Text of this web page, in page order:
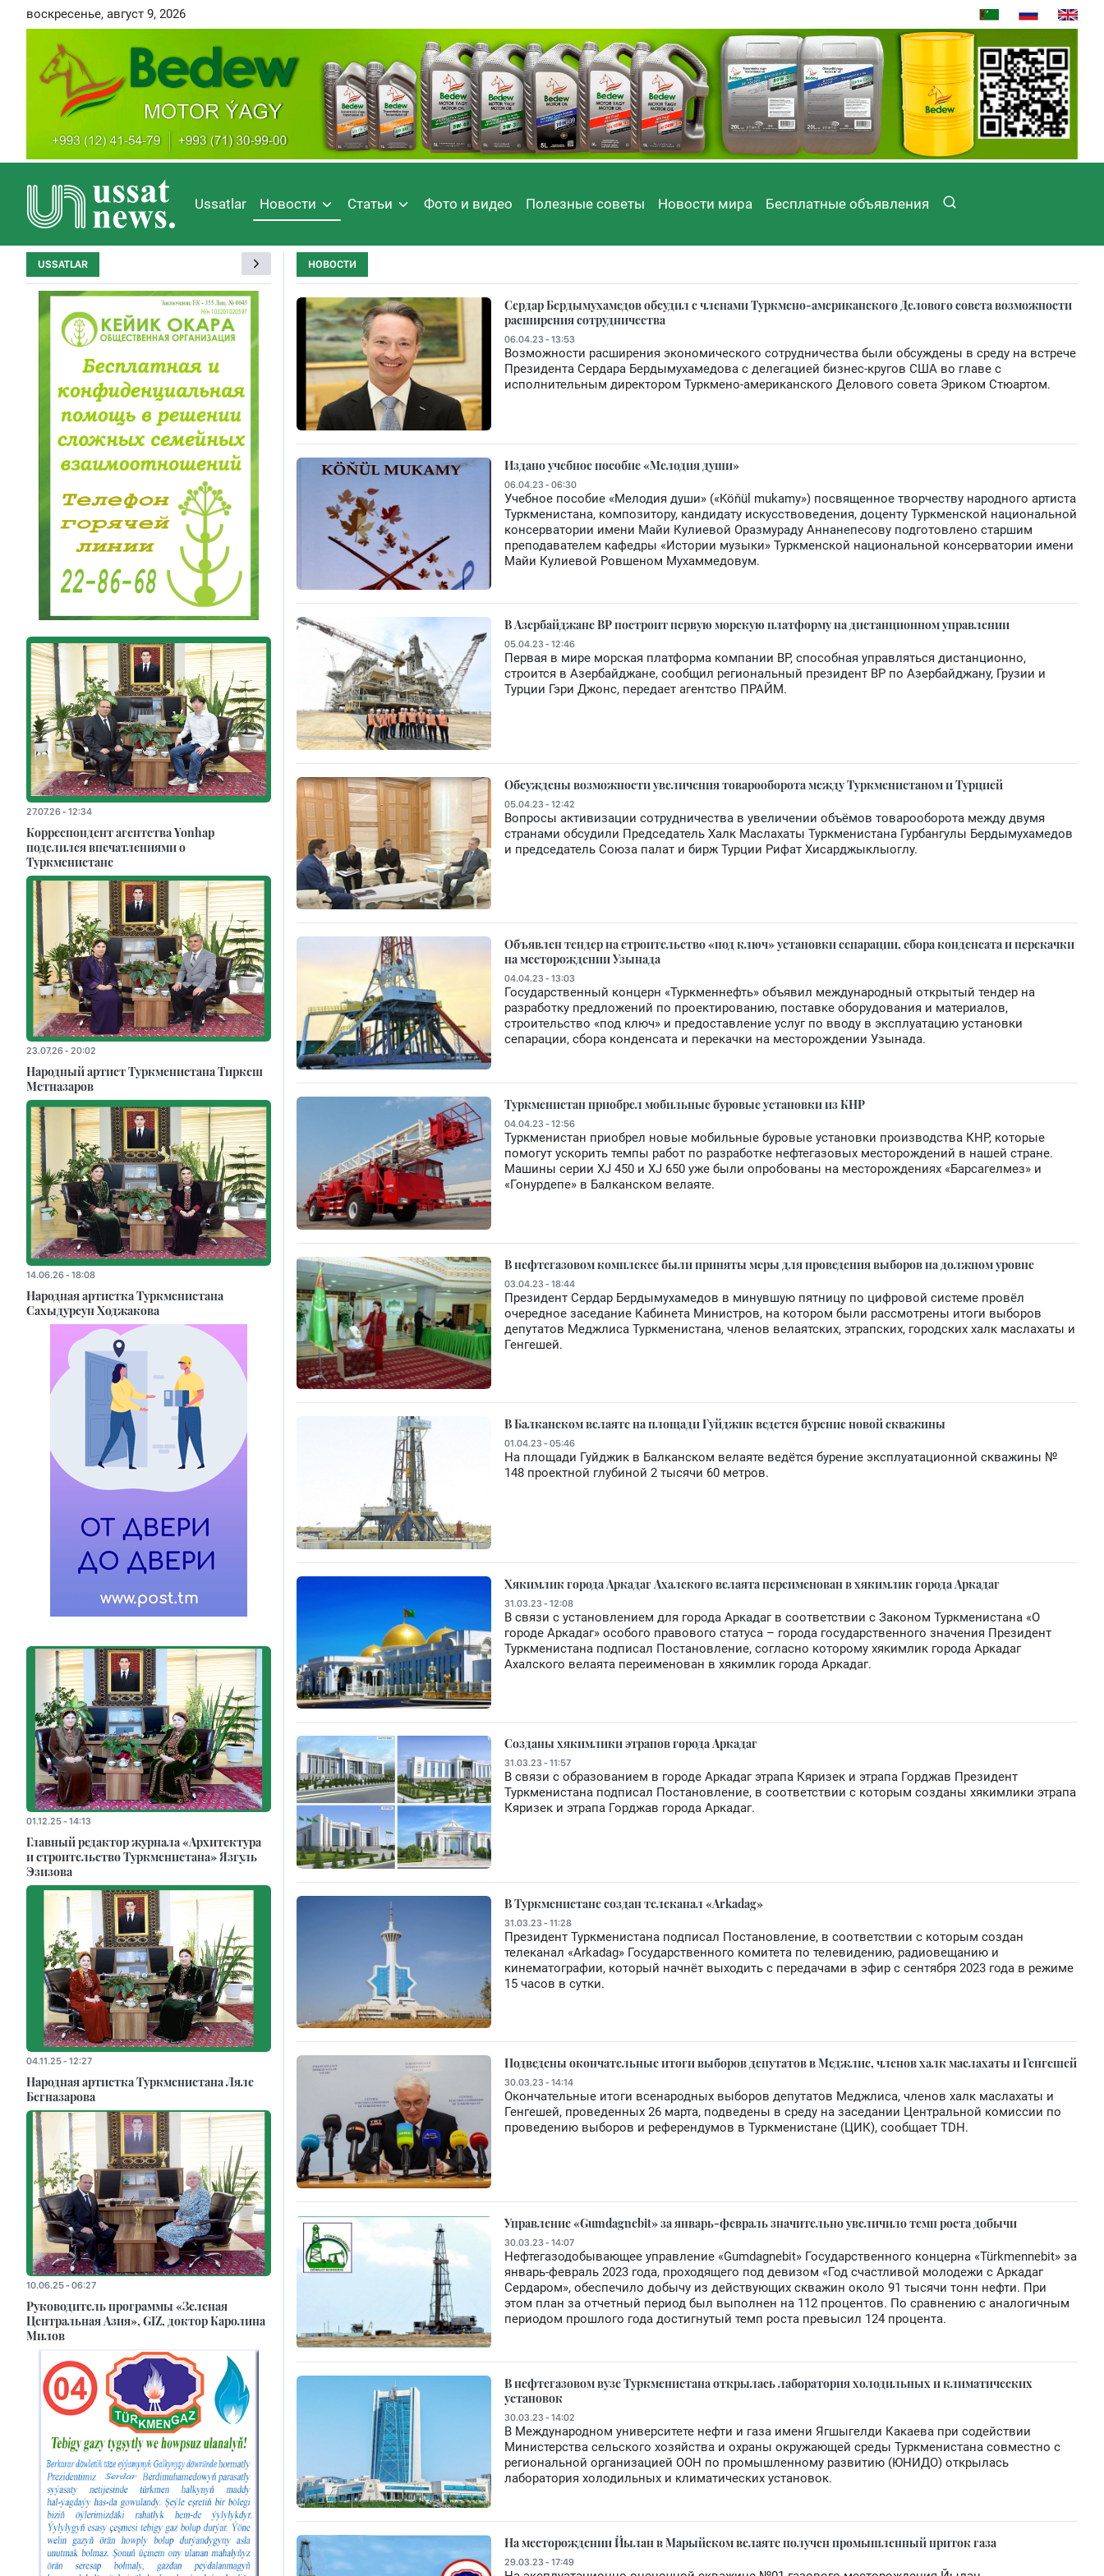
воскресенье, август 9, 2026
Ussatlar Новости Статьи Фото и видео Полезные советы Новости мира Бесплатные объявления
НОВОСТИ
Сердар Бердымухамедов обсудил с членами Туркмено-американского Делового совета возможности
расширения сотрудничества
06.04.23 - 13:53
Возможности расширения экономического сотрудничества были обсуждены в среду на встрече
Президента Сердара Бердымухамедова с делегацией бизнес-кругов США во главе с
исполнительным директором Туркмено-американского Делового совета Эриком Стюартом.
Издано учебное пособие «Мелодия души»
06.04.23 - 06:30
Учебное пособие «Мелодия души» («Köňül mukamy») посвященное творчеству народного артиста
Туркменистана, композитору, кандидату искусствоведения, доценту Туркменской национальной
консерватории имени Майи Кулиевой Оразмураду Аннанепесову подготовлено старшим
преподавателем кафедры «Истории музыки» Туркменской национальной консерватории имени
Майи Кулиевой Ровшеном Мухаммедовум.
В Азербайджане BP построит первую морскую платформу на дистанционном управлении
05.04.23 - 12:46
Первая в мире морская платформа компании BP, способная управляться дистанционно,
строится в Азербайджане, сообщил региональный президент BP по Азербайджану, Грузии и
Турции Гэри Джонс, передает агентство ПРАЙМ.
Обсуждены возможности увеличения товарооборота между Туркменистаном и Турцией
05.04.23 - 12:42
Вопросы активизации сотрудничества в увеличении объёмов товарооборота между двумя
странами обсудили Председатель Халк Маслахаты Туркменистана Гурбангулы Бердымухамедов
и председатель Союза палат и бирж Турции Рифат Хисарджыклыоглу.
Объявлен тендер на строительство «под ключ» установки сепарации, сбора конденсата и перекачки
на месторождении Узынада
04.04.23 - 13:03
Государственный концерн «Туркменнефть» объявил международный открытый тендер на
разработку предложений по проектированию, поставке оборудования и материалов,
строительство «под ключ» и предоставление услуг по вводу в эксплуатацию установки
сепарации, сбора конденсата и перекачки на месторождении Узынада.
Туркменистан приобрел мобильные буровые установки из КНР
04.04.23 - 12:56
Туркменистан приобрел новые мобильные буровые установки производства КНР, которые
помогут ускорить темпы работ по разработке нефтегазовых месторождений в нашей стране.
Машины серии XJ 450 и XJ 650 уже были опробованы на месторождениях «Барсагелмез» и
«Гонурдепе» в Балканском велаяте.
В нефтегазовом комплексе были приняты меры для проведения выборов на должном уровне
03.04.23 - 18:44
Президент Сердар Бердымухамедов в минувшую пятницу по цифровой системе провёл
очередное заседание Кабинета Министров, на котором были рассмотрены итоги выборов
депутатов Меджлиса Туркменистана, членов велаятских, этрапских, городских халк маслахаты и
Генгешей.
В Балканском велаяте на площади Гуйджик ведется бурение новой скважины
01.04.23 - 05:46
На площади Гуйджик в Балканском велаяте ведётся бурение эксплуатационной скважины №
148 проектной глубиной 2 тысячи 60 метров.
Хякимлик города Аркадаг Ахалского велаята переименован в хякимлик города Аркадаг
31.03.23 - 12:08
В связи с установлением для города Аркадаг в соответствии с Законом Туркменистана «О
городе Аркадаг» особого правового статуса – города государственного значения Президент
Туркменистана подписал Постановление, согласно которому хякимлик города Аркадаг
Ахалского велаята переименован в хякимлик города Аркадаг.
Созданы хякимлики этрапов города Аркадаг
31.03.23 - 11:57
В связи с образованием в городе Аркадаг этрапа Кяризек и этрапа Горджав Президент
Туркменистана подписал Постановление, в соответствии с которым созданы хякимлики этрапа
Кяризек и этрапа Горджав города Аркадаг.
В Туркменистане создан телеканал «Arkadag»
31.03.23 - 11:28
Президент Туркменистана подписал Постановление, в соответствии с которым создан
телеканал «Arkadag» Государственного комитета по телевидению, радиовещанию и
кинематографии, который начнёт выходить с передачами в эфир с сентября 2023 года в режиме
15 часов в сутки.
Подведены окончательные итоги выборов депутатов в Меджлис, членов халк маслахаты и Генгешей
30.03.23 - 14:14
Окончательные итоги всенародных выборов депутатов Меджлиса, членов халк маслахаты и
Генгешей, проведенных 26 марта, подведены в среду на заседании Центральной комиссии по
проведению выборов и референдумов в Туркменистане (ЦИК), сообщает TDH.
Управление «Gumdagnebit» за январь-февраль значительно увеличило темп роста добычи
30.03.23 - 14:07
Нефтегазодобывающее управление «Gumdagnebit» Государственного концерна «Türkmennebit» за
январь-февраль 2023 года, проходящего под девизом «Год счастливой молодежи с Аркадаг
Сердаром», обеспечило добычу из действующих скважин около 91 тысячи тонн нефти. При
этом план за отчетный период был выполнен на 112 процентов. По сравнению с аналогичным
периодом прошлого года достигнутый темп роста превысил 124 процента.
В нефтегазовом вузе Туркменистана открылась лаборатория холодильных и климатических
установок
30.03.23 - 14:02
В Международном университете нефти и газа имени Ягшыгелди Какаева при содействии
Министерства сельского хозяйства и охраны окружающей среды Туркменистана совместно с
региональной организацией ООН по промышленному развитию (ЮНИДО) открылась
лаборатория холодильных и климатических установок.
На месторождении Йылан в Марыйском велаяте получен промышленный приток газа
29.03.23 - 17:49
USSATLAR
27.07.26 - 12:34
Корреспондент агентства Yonhap
поделился впечатлениями о
Туркменистане
23.07.26 - 20:02
Народный артист Туркменистана Тиркеш
Мeтназаров
14.06.26 - 18:08
Народная артистка Туркменистана
Сахыдурсун Ходжакова
01.12.25 - 14:13
Главный редактор журнала «Архитектура
и строительство Туркменистана» Язгуль
Эзизова
04.11.25 - 12:27
Народная артистка Туркменистана Ляле
Бегназарова
10.06.25 - 06:27
Руководитель программы «Зеленая
Центральная Азия», GIZ, доктор Каролина
Милов